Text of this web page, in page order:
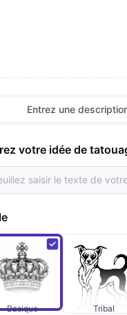
Entrez une
votre idée de
Basique Tribal